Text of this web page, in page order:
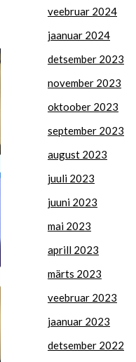
veebruar 2024
jaanuar 2024
detsember 2023
november 2023
oktoober 2023
september 2023
august 2023
juuli 2023
juuni 2023
mai 2023
aprill 2023
märts 2023
veebruar 2023
jaanuar 2023
detsember 2022